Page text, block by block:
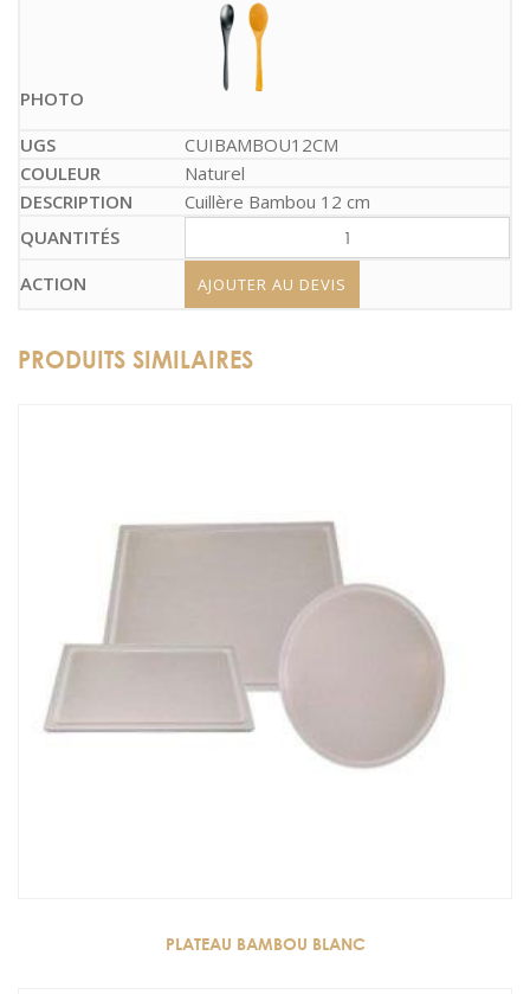
CUIBAMBOU12CM
Naturel
Cuillère Bambou 12 cm
AJOUTER AU DEVIS
PRODUITS SIMILAIRES
PLATEAU BAMBOU BLANC